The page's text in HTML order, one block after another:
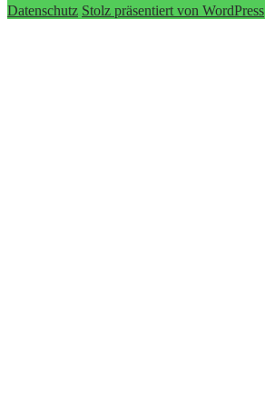
Datenschutz Stolz präsentiert von WordPress